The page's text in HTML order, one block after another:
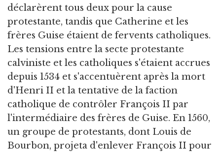
déclarèrent tous deux pour la cause
protestante, tandis que Catherine et les
frères Guise étaient de fervents catholiques.
Les tensions entre la secte protestante
calviniste et les catholiques s'étaient accrues
depuis 1534 et s'accentuèrent après la mort
d'Henri II et la tentative de la faction
catholique de contrôler François II par
l'intermédiaire des frères de Guise. En 1560,
un groupe de protestants, dont Louis de
Bourbon, projeta d'enlever François II pour